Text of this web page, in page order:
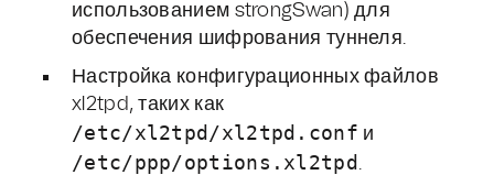
использованием strongSwan) для
обеспечения шифрования туннеля.
Настройка конфигурационных файлов
xl2tpd, таких как
/etc/xl2tpd/xl2tpd.conf и
/etc/ppp/options.xl2tpd .